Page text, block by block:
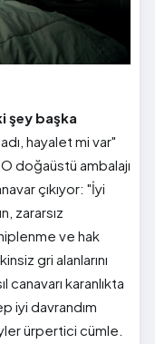
şey başka
hayalet mi var"
doğaüstü ambalajı
çıkıyor: "İyi
zararsız
ve hak
gri alanlarını
karanlıkta
iyi davrandım
ürpertici cümle.